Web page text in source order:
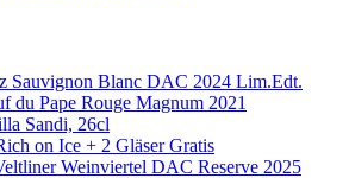
Sauvignon Blanc DAC 2024 Lim.Edt.
du Pape Rouge Magnum 2021
Sandi, 26cl
on Ice + 2 Gläser Gratis
Weinviertel DAC Reserve 2025